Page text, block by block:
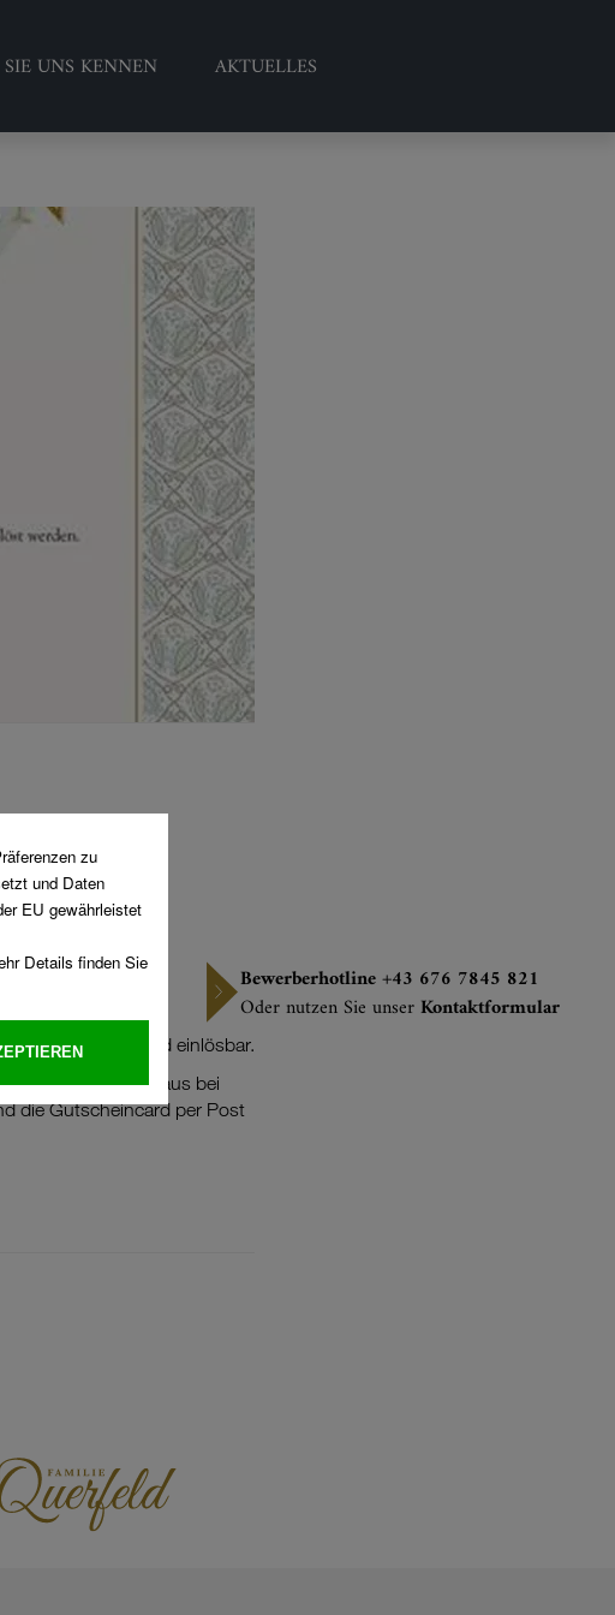
UNS KENNEN AKTUELLES
Familie Querfeld einlösbar.
im Kaffeehaus bei
die Gutscheincard per Post
Bewerberhotline +43 676 7845 821
Oder nutzen Sie unserKontaktformular